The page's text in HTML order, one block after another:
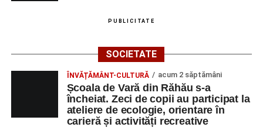
PUBLICITATE
SOCIETATE
ÎNVĂȚĂMÂNT-CULTURĂ acum 2 săptămâni
Școala de Vară din Răhău s-a
încheiat. Zeci de copii au participat la
ateliere de ecologie, orientare în
carieră și activități recreative